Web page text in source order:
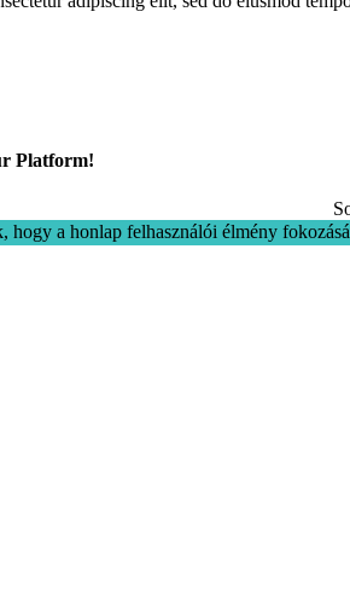
Platform!
a honlap felhasználói élmény